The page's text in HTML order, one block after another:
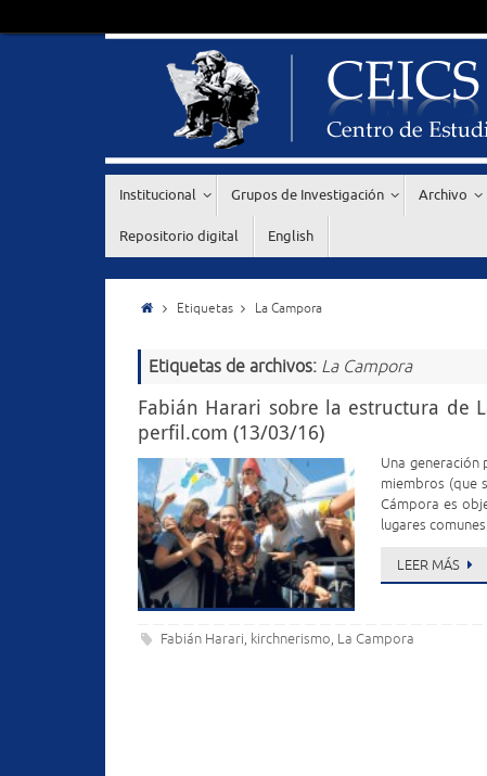
Institucional Grupos de Investigación Archivo
Repositorio digital English
Etiquetas La Campora
Etiquetas de archivos: La Campora
Fabián Harari sobre la estructura de
perfil.com (13/03/16)
Una generación
miembros (que
Cámpora es
lugares
LEER MÁS
Fabián Harari, kirchnerismo, La Campora